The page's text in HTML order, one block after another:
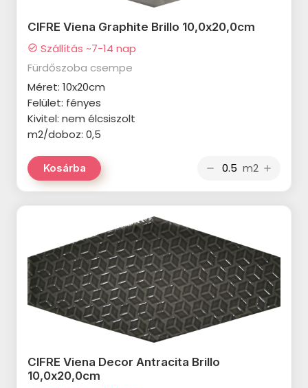
ALAPLANA Irvine termékcsalád
APARICI Attila termékcsalád
APARICI Corten termékcsalád
CRISTACER Maeva termékcsalád
CRISTACER Carlota termékcsalád
NOVABELL Fusion termékcsalád
VALORE Venis termékcsalád
VALORE Corina Cream
VALORE Alabastro termékcsalád
VALORE Carla termékcsalád
VALORE Triada termékcsalád
VALORE Demeter termékcsalád
VALORE Brera termékcsalád
CIFRE Viena Graphite Brillo 10,0x20,0cm
check_circle Szállítás ~7-14 nap
Fürdőszoba csempe
Méret: 10x20cm
Felület: fényes
Kivitel: nem élcsiszolt
m2/doboz: 0,5
Kosárba remove m2 add
CIFRE Viena Decor Antracita Brillo
10,0x20,0cm